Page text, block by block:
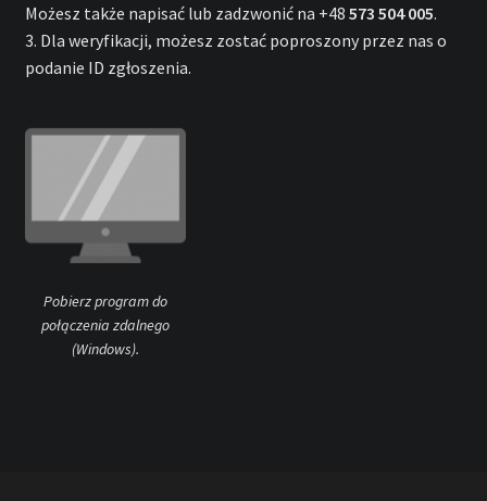
Możesz także napisać lub zadzwonić na +48 573 504 005.
3. Dla weryfikacji, możesz zostać poproszony przez nas o
podanie ID zgłoszenia.
Pobierz program do
połączenia zdalnego
(Windows).